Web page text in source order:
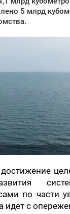
5 млрд
по части
идет с